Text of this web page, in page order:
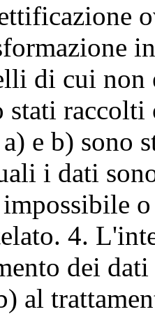
di cui non
raccolti
e b) sono
i dati
4.
dei dati
al